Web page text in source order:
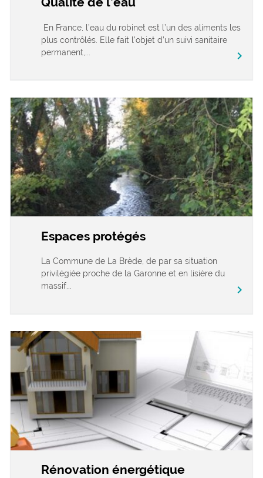
En France, l’eau du robinet est l’un des aliments les
plus contrôlés. Elle fait l’objet d’un suivi sanitaire
permanent,...
chevron_right
Espaces protégés
La Commune de La Brède, de par sa situation
privilégiée proche de la Garonne et en lisière du
massif...
chevron_right
Rénovation énergétique